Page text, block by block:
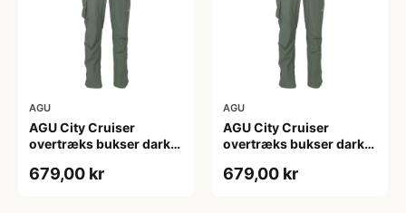
AGU
AGU City Cruiser
overtræks bukser dark
679,00 kr
AGU
AGU City Cruiser
overtræks bukser dark
679,00 kr